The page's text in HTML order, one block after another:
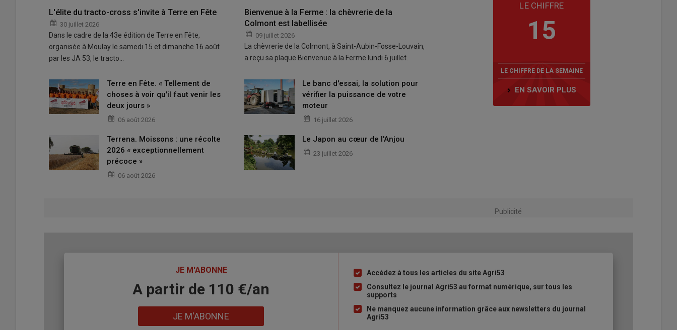
L'élite du tracto-cross s'invite à Terre en Fête
30 juillet 2026
Dans le cadre de la 43e édition de Terre en Fête,
organisée à Moulay le samedi 15 et dimanche 16 août
par les JA 53, le tracto…
Bienvenue à la Ferme : la chèvrerie de la
Colmont est labellisée
09 juillet 2026
La chèvrerie de la Colmont, à Saint-Aubin-Fosse-Louvain,
a reçu sa plaque Bienvenue à la Ferme lundi 6 juillet.
Terre en Fête. « Tellement de
choses à voir qu'il faut venir les
deux jours »
06 août 2026
Le banc d'essai, la solution pour
vérifier la puissance de votre
moteur
16 juillet 2026
Terrena. Moissons : une récolte
2026 « exceptionnellement
précoce »
06 août 2026
Le Japon au cœur de l'Anjou
23 juillet 2026
LE CHIFFRE
15
LE CHIFFRE DE LA SEMAINE
EN SAVOIR PLUS
Publicité
JE M'ABONNE
A partir de 110 €/an
JE M'ABONNE
Liste
à
puce
Accédez à tous les articles du site Agri53
Consultez le journal Agri53 au format numérique, sur tous les
supports
Ne manquez aucune information grâce aux newsletters du journal
Agri53